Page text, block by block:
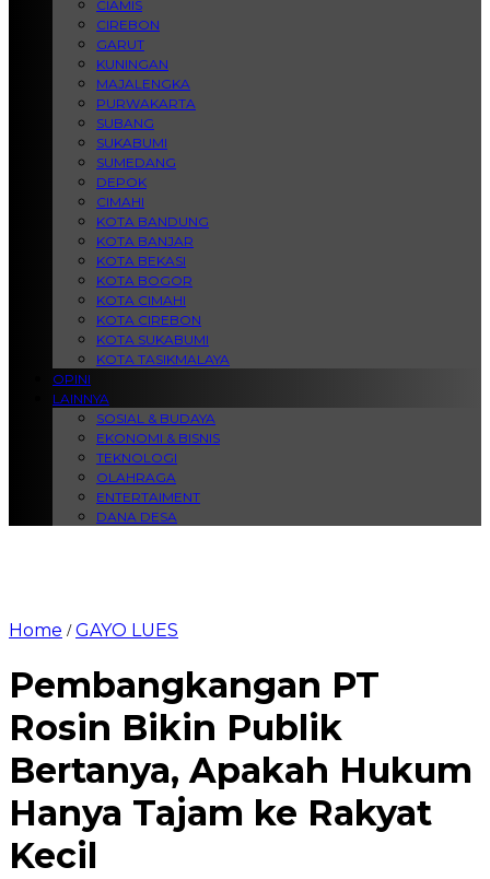
CIAMIS
CIREBON
GARUT
KUNINGAN
MAJALENGKA
PURWAKARTA
SUBANG
SUKABUMI
SUMEDANG
DEPOK
CIMAHI
KOTA BANDUNG
KOTA BANJAR
KOTA BEKASI
KOTA BOGOR
KOTA CIMAHI
KOTA CIREBON
KOTA SUKABUMI
KOTA TASIKMALAYA
OPINI
LAINNYA
SOSIAL & BUDAYA
EKONOMI & BISNIS
TEKNOLOGI
OLAHRAGA
ENTERTAIMENT
DANA DESA
Home /GAYO LUES
Pembangkangan PT
Rosin Bikin Publik
Bertanya, Apakah Hukum
Hanya Tajam ke Rakyat
Kecil